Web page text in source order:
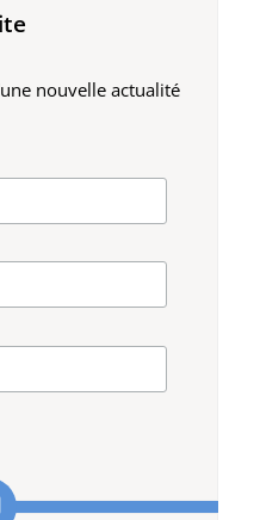
nouvelle actualité